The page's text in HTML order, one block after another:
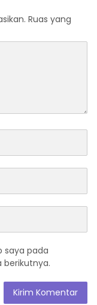
Ruas yang
saya pada
berikutnya.